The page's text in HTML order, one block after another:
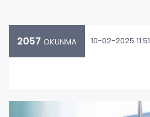
2057 OKUNMA 10-02-2025 11:51